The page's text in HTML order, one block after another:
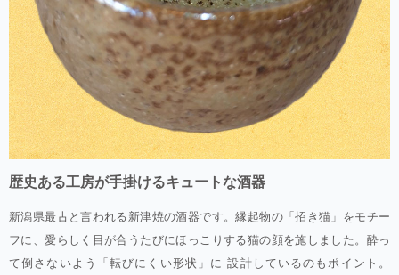
歴史ある工房が手掛けるキュートな酒器
新潟県最古と言われる新津焼の酒器です。縁起物の「招き猫」をモチー
フに、愛らしく目が合うたびにほっこりする猫の顔を施しました。酔っ
て倒さないよう「転びにくい形状」に 設計しているのもポイント。